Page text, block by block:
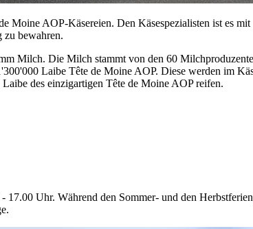
Moine AOP-Käsereien. Den Käsespezialisten ist es
zu bewahren.
Milch. Die Milch stammt von den 60
Laibe Tête de Moine AOP. Diese werden im
des einzigartigen Tête de Moine AOP reifen.
17.00 Uhr. Während den Sommer- und den